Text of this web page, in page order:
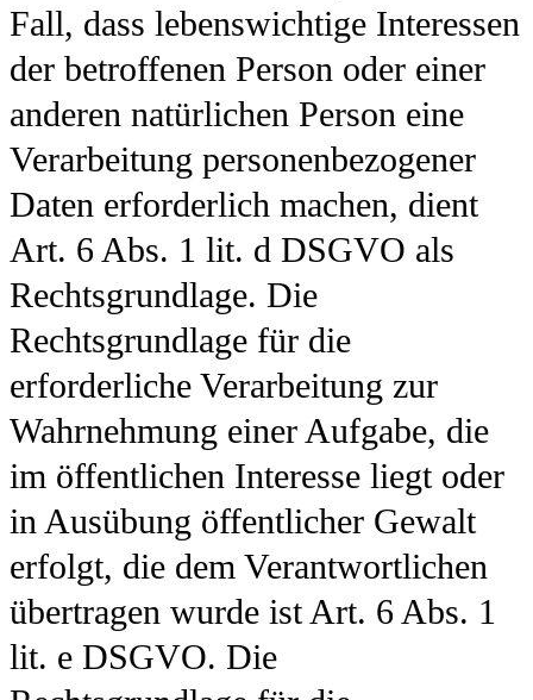
Fall, dass lebenswichtige Interessen
der betroffenen Person oder einer
anderen natürlichen Person eine
Verarbeitung personenbezogener
Daten erforderlich machen, dient
Art. 6 Abs. 1 lit. d DSGVO als
Rechtsgrundlage. Die
Rechtsgrundlage für die
erforderliche Verarbeitung zur
Wahrnehmung einer Aufgabe, die
im öffentlichen Interesse liegt oder
in Ausübung öffentlicher Gewalt
erfolgt, die dem Verantwortlichen
übertragen wurde ist Art. 6 Abs. 1
lit. e DSGVO. Die